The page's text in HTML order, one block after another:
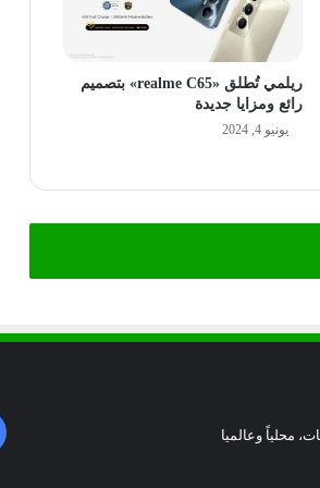
ريلمي تُطلق «realme C65» بتصميم
رائع ومزايا جديدة
يونيو 4, 2024
محلياً وعالميا